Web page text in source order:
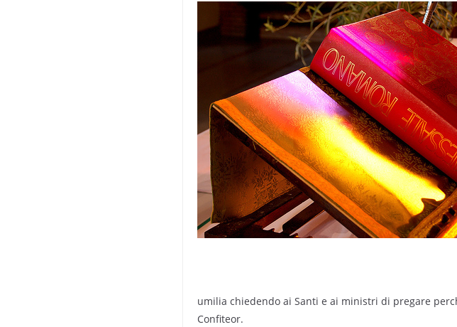
umilia chiedendo ai Santi e ai ministri di pregare
Confiteor.